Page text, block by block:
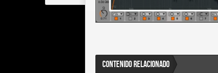
CONTENIDO RELACIONADO